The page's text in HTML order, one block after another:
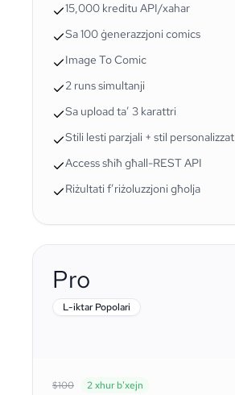
15,000 kreditu API/xahar
Sa 100 ġenerazzjoni comics
Image To Comic
2 runs simultanji
Sa upload ta’ 3 karattri
Stili lesti parzjali + stil personalizzat
Access sħiħ għall-REST API
Riżultati f’riżoluzzjoni għolja
L-iktar Popolari
Pro
$100 2 xhur b'xejn